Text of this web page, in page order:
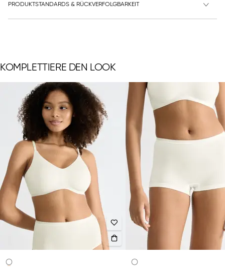
PRODUKTSTANDARDS & RÜCKVERFOLGBARKEIT
KOMPLETTIERE DEN LOOK